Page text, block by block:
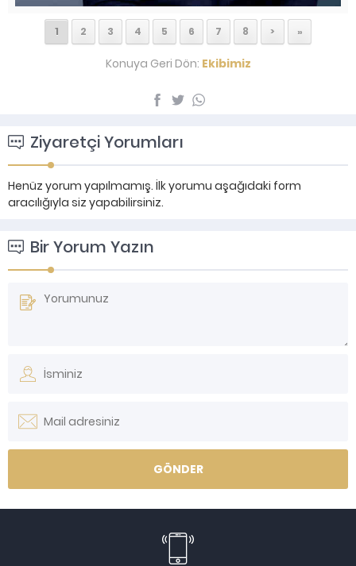
1 2 3 4 5 6 7 8 > »
Konuya Geri Dön: Ekibimiz
Ziyaretçi Yorumları
Henüz yorum yapılmamış. İlk yorumu aşağıdaki form
aracılığıyla siz yapabilirsiniz.
Bir Yorum Yazın